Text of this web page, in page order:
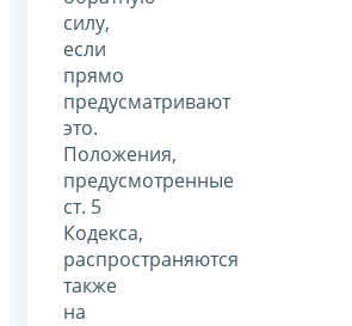
силу,
если
прямо
предусматривают
это.
Положения,
предусмотренные
ст. 5
Кодекса,
распространяются
также
на